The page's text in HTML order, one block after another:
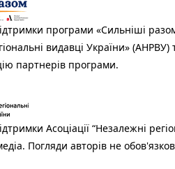
програми «Сильніші
видавці України»
партнерів програми.
Асоціації “Незалежні
Погляди авторів не